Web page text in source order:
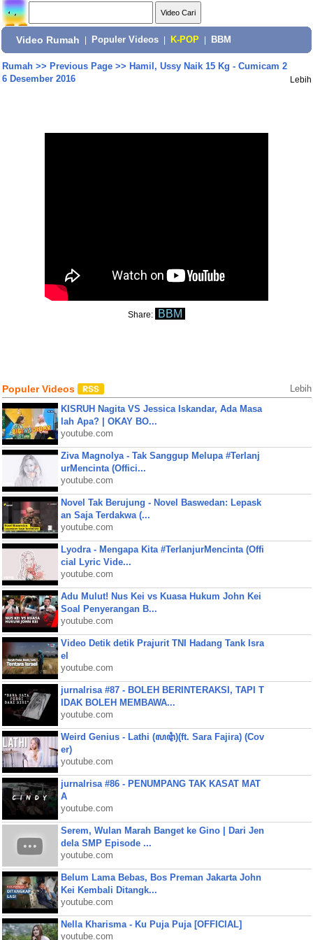
Video Rumah Populer Videos K-POP BBM
Rumah>> Previous Page>> Hamil, Ussy Naik 15 Kg - Cumicam 2
6 Desember 2016
Lebih
Share: BBM
Populer Videos Lebih
KISRUH Nagita VS Jessica Iskandar, Ada Masa
lah Apa? | OKAY BO...
youtube.com
Ziva Magnolya - Tak Sanggup Melupa #Terlanj
urMencinta (Offici...
youtube.com
Novel Tak Berujung - Novel Baswedan: Lepask
an Saja Terdakwa (...
youtube.com
Lyodra - Mengapa Kita #TerlanjurMencinta (Offi
cial Lyric Vide...
youtube.com
Adu Mulut! Nus Kei vs Kuasa Hukum John Kei
Soal Penyerangan B...
youtube.com
Video Detik detik Prajurit TNI Hadang Tank Isra
el
youtube.com
jurnalrisa #87 - BOLEH BERINTERAKSI, TAPI T
IDAK BOLEH MEMBAWA...
youtube.com
Weird Genius - Lathi (ꦭꦛꦶ)(ft. Sara Fajira) (Cov
er)
youtube.com
jurnalrisa #86 - PENUMPANG TAK KASAT MAT
A
youtube.com
Serem, Wulan Marah Banget ke Gino | Dari Jen
dela SMP Episode ...
youtube.com
Belum Lama Bebas, Bos Preman Jakarta John
Kei Kembali Ditangk...
youtube.com
Nella Kharisma - Ku Puja Puja [OFFICIAL]
youtube.com